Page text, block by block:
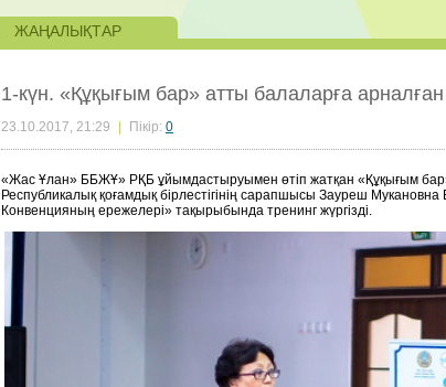
ЖАҢАЛЫҚТАР
1-күн. «Құқығым бар» атты балаларға
23.10.2017, 21:29 Пікір: 0
«Жас Ұлан» ББЖҰ» РҚБ ұйымдастыруымен өтіп жатқан
Республикалық қоғамдық бірлестігінің сарапшысы Зауреш
Конвенцияның ережелері» тақырыбында тренинг жүргізді.